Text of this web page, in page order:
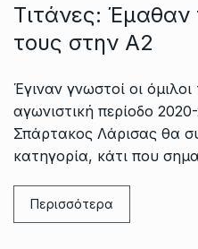
Τιτάνες: Έμαθαν
τους στην Α2
Έγιναν γνωστοί οι
αγωνιστική περίοδο
Σπάρτακος Λάρισας θα
κατηγορία, κάτι που
Περισσότερα